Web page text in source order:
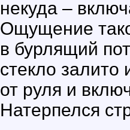
некуда –
Ощущение
в бурлящий
стекло залито
от руля и
Натерпелся